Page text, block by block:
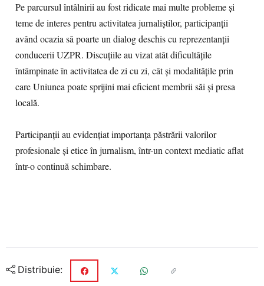
Pe parcursul întâlnirii au fost ridicate mai multe probleme și
teme de interes pentru activitatea jurnaliștilor, participanții
având ocazia să poarte un dialog deschis cu reprezentanții
conducerii UZPR. Discuțiile au vizat atât dificultățile
întâmpinate în activitatea de zi cu zi, cât și modalitățile prin
care Uniunea poate sprijini mai eficient membrii săi și presa
locală.
Participanții au evidențiat importanța păstrării valorilor
profesionale și etice în jurnalism, într-un context mediatic aflat
într-o continuă schimbare.
Distribuie: